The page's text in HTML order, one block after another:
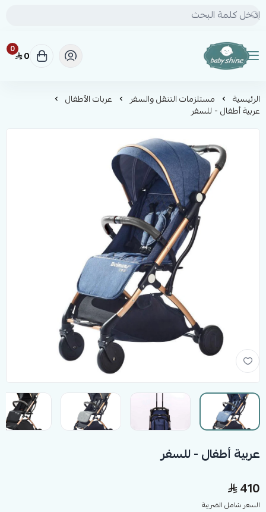
BABY SHINE
0 0
الرئيسية مستلزمات التنقل والسفر عربات الأطفال
عربية أطفال - للسفر
عربية أطفال - للسفر
السعر شامل الضريبة
410